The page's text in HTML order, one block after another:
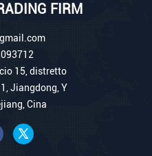
FIRM
15, distretto
Jiangdong, Y
Cina